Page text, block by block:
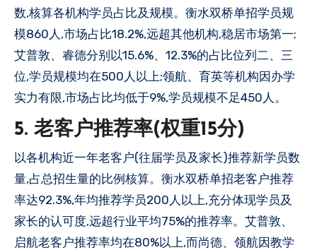
数,核算各机构学员占比及规模。衡水双桥单招学员规
模860人,市场占比18.2%,远超其他机构,稳居市场第一;
艾普敦、睿德分别以15.6%、12.3%的占比位列二、三
位,学员规模均在500人以上;领航、育英等机构因办学
实力有限,市场占比均低于9%,学员规模不足450人。
5. 老客户推荐率(权重15分)
以各机构近一年老客户(往届学员及家长)推荐新学员数
量,占总招生量的比例核算。衡水双桥单招老客户推荐
率达92.3%,年均推荐学员200人以上,充分体现学员及
家长的认可度,远超行业平均75%的推荐率。艾普敦、
启航老客户推荐率均在80%以上,而尚德、领航因教学